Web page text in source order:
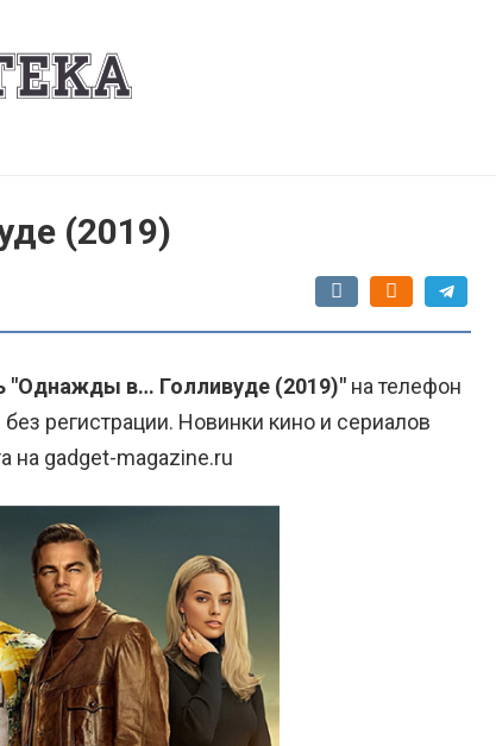
(2019)
"Однажды в… Голливуде (2019)" на телефон
регистрации. Новинки кино и сериалов
на gadget-magazine.ru